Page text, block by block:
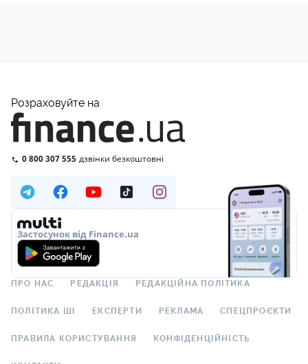
Розраховуйте на
0 800 307 555 дзвінки безкоштовні
Застосунок від Finance.ua
ПРО НАС РЕДАКЦІЯ РЕДАКЦІЙНА ПОЛІТИКА
ПОЛІТИКА ШІ ЕКСПЕРТИ РЕКЛАМА СПЕЦПРОЄКТИ
ПРАВИЛА КОРИСТУВАННЯ КОНФІДЕНЦІЙНІСТЬ